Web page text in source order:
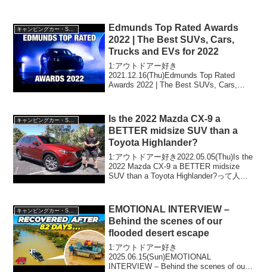
キャンピングカー・SUV人気車種
Edmunds Top Rated Awards
2022 | The Best SUVs, Cars,
Trucks and EVs for 2022
1:アウトドアー好き
2021.12.16(Thu)Edmunds Top Rated
Awards 2022 | The Best SUVs, Cars,
Is the 2022 Mazda CX-9 a
BETTER midsize SUV than a
Toyota Highlander?
1:アウトドアー好き2022.05.05(Thu)Is the
2022 Mazda CX-9 a BETTER midsize
SUV than a Toyota Highlander?って人気
キャンピングカー・SUV人気車種
EMOTIONAL INTERVIEW –
Behind the scenes of our
flooded desert escape
1:アウトドアー好き
2025.06.15(Sun)EMOTIONAL
INTERVIEW – Behind the scenes of our